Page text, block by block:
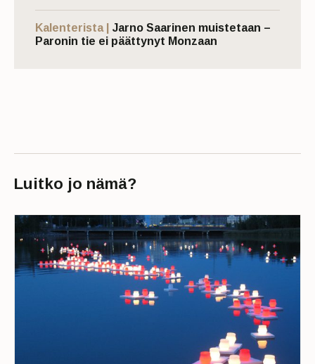
Kalenterista |
Jarno Saarinen muistetaan –
Paronin tie ei päättynyt Monzaan
Luitko jo nämä?